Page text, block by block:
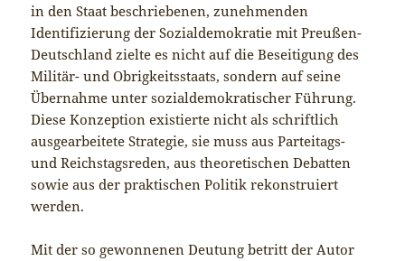
in den Staat beschriebenen, zunehmenden
Identifizierung der Sozialdemokratie mit Preußen-
Deutschland zielte es nicht auf die Beseitigung des
Militär- und Obrigkeitsstaats, sondern auf seine
Übernahme unter sozialdemokratischer Führung.
Diese Konzeption existierte nicht als schriftlich
ausgearbeitete Strategie, sie muss aus Parteitags-
und Reichstagsreden, aus theoretischen Debatten
sowie aus der praktischen Politik rekonstruiert
werden.
Mit der so gewonnenen Deutung betritt der Autor